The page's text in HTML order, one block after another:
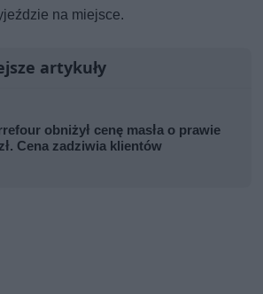
na miejsce.
artykuły
obniżył cenę masła o prawie
Cena zadziwia klientów